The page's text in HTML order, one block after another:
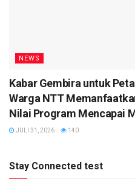
NEWS
Kabar Gembira untuk
Warga NTT
Nilai Program Mencapai
JULI 31, 2026 140
Stay Connected test